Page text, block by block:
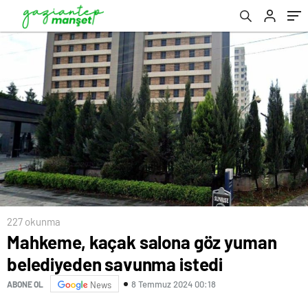
227 okunma
Mahkeme, kaçak salona göz yuman
belediyeden savunma istedi
ABONE OL News 8 Temmuz 2024 00:18